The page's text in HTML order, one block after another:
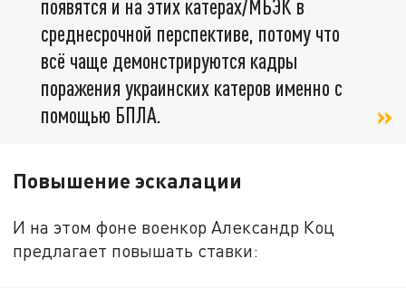
появятся и на этих катерах/МБЭК в
среднесрочной перспективе, потому что
всё чаще демонстрируются кадры
поражения украинских катеров именно с
помощью БПЛА.
Повышение эскалации
И на этом фоне военкор Александр Коц
предлагает повышать ставки: